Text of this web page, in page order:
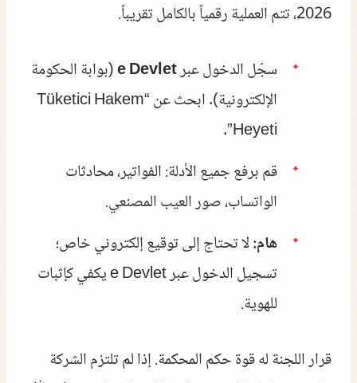
2026، تتم العملية رقمياً بالكامل تقريباً.
سجّل الدخول عبرe Devlet(بوابة الحكومة
الإلكترونية). ابحث عن “Tüketici Hakem
Heyeti”.
قم برفع جميع الأدلة: الفواتير، محادثات
الواتساب، صور العيب المصنعي.
هام:لا تحتاج إلى توقيع إلكتروني خاص؛
تسجيل الدخول عبر e Devlet يكفي كإثبات
للهوية.
قرار اللجنة له قوة حكم المحكمة. إذا لم تلتزم الشركة